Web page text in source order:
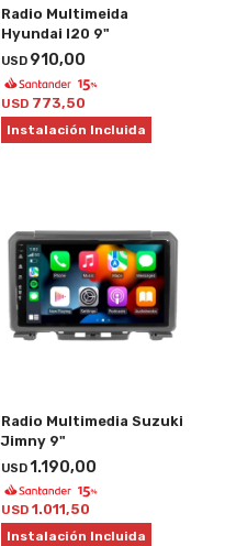
Radio Multimeida
Hyundai I20 9"
USD 910,00
USD 773,50
Instalación Incluida
Radio Multimedia Suzuki
Jimny 9"
USD1.190,00
USD 1.011,50
Instalación Incluida